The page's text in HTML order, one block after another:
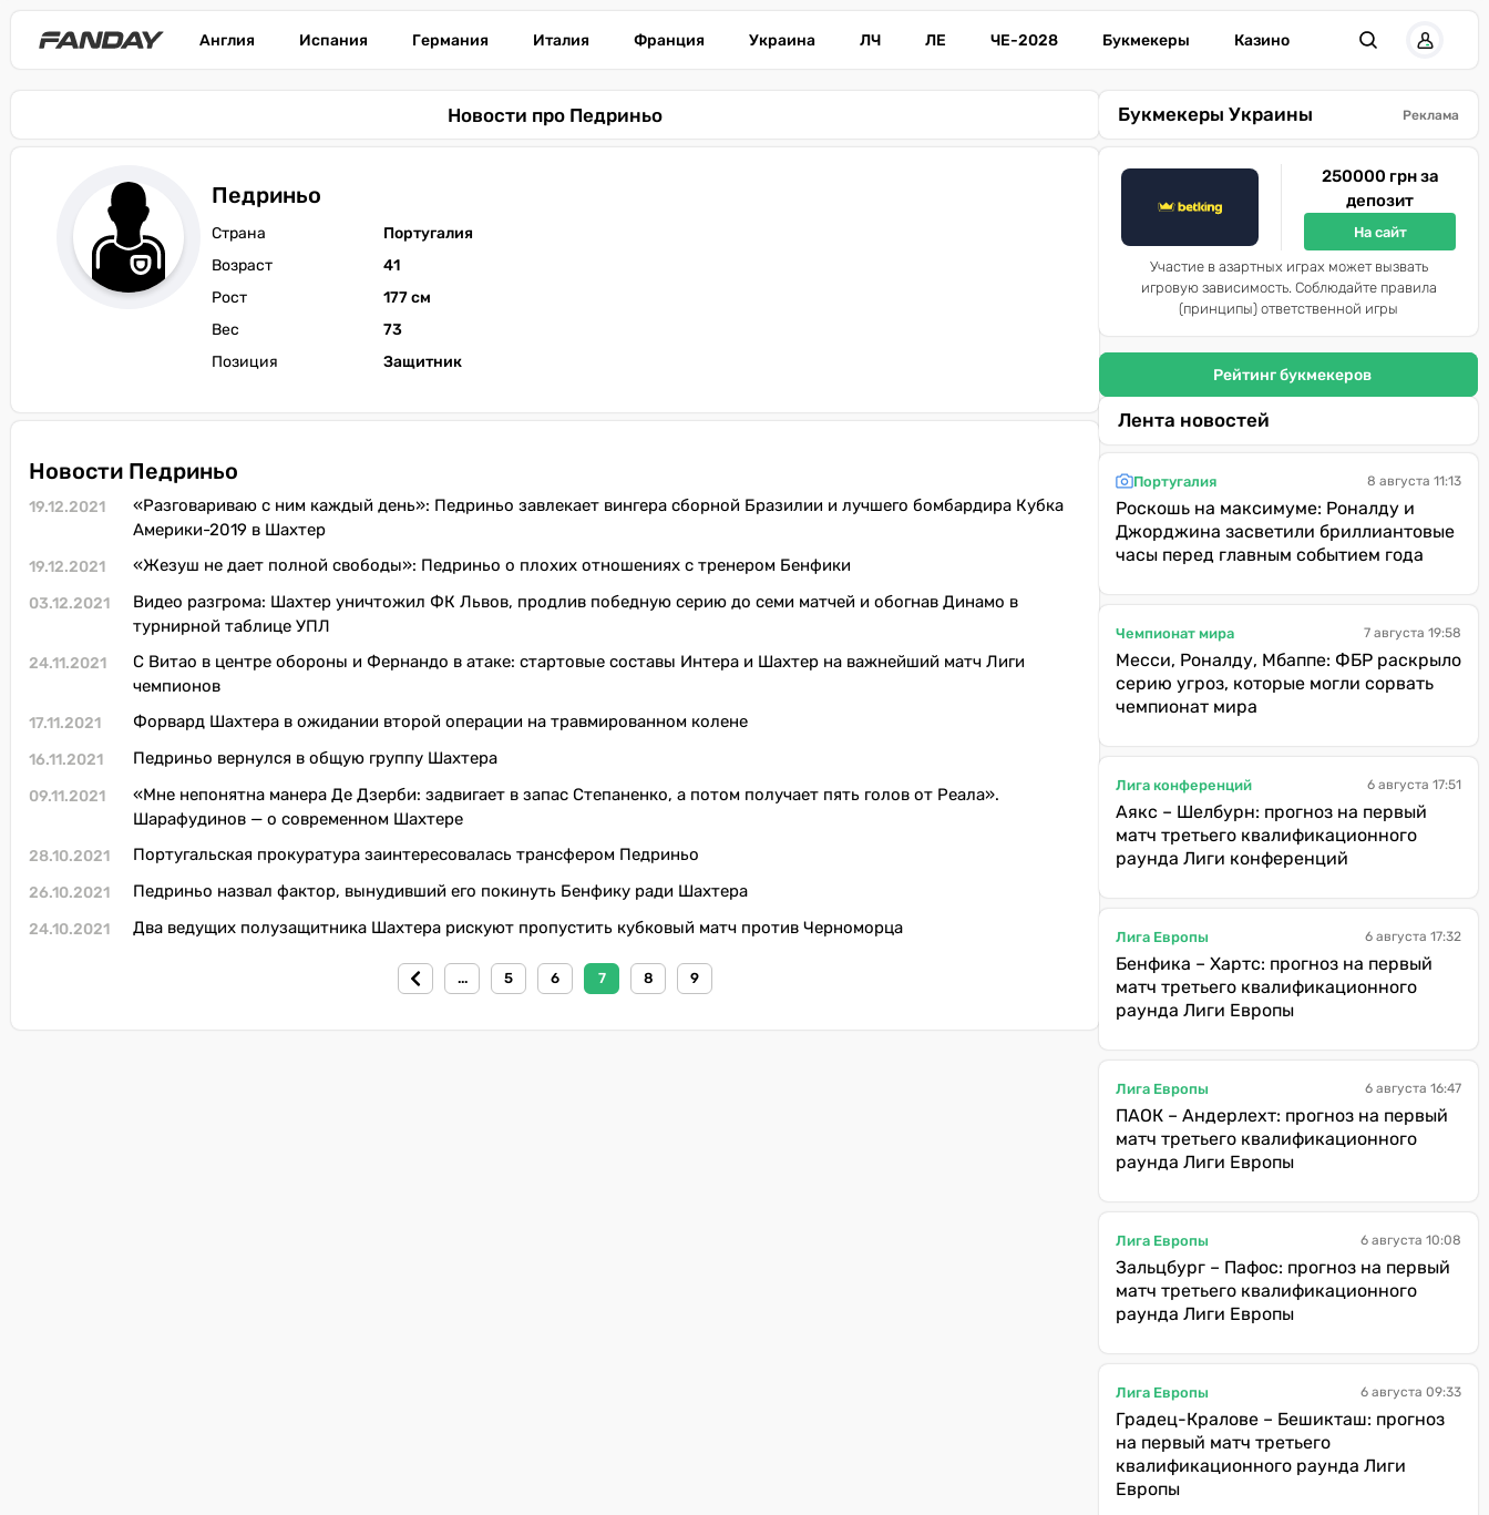
Англия Испания Германия Италия Франция Украина ЛЧ ЛЕ ЧЕ-2028 Букмекеры Казино
Новости про Педриньо
Педриньо
Страна
Португалия
Возраст
41
Рост
177 см
Вес
73
Позиция
Защитник
Новости Педриньо
19.12.2021
«Разговариваю с ним каждый день»: Педриньо завлекает вингера сборной Бразилии и лучшего бомбардира Кубка
Америки-2019 в Шахтер
19.12.2021 «Жезуш не дает полной свободы»: Педриньо о плохих отношениях с тренером Бенфики
03.12.2021
Видео разгрома: Шахтер уничтожил ФК Львов, продлив победную серию до семи матчей и обогнав Динамо в
турнирной таблице УПЛ
24.11.2021
С Витао в центре обороны и Фернандо в атаке: стартовые составы Интера и Шахтер на важнейший матч Лиги
чемпионов
17.11.2021 Форвард Шахтера в ожидании второй операции на травмированном колене
16.11.2021 Педриньо вернулся в общую группу Шахтера
09.11.2021
«Мне непонятна манера Де Дзерби: задвигает в запас Степаненко, а потом получает пять голов от Реала».
Шарафудинов — о современном Шахтере
28.10.2021 Португальская прокуратура заинтересовалась трансфером Педриньо
26.10.2021 Педриньо назвал фактор, вынудивший его покинуть Бенфику ради Шахтера
24.10.2021 Два ведущих полузащитника Шахтера рискуют пропустить кубковый матч против Черноморца
... 5 6 7 8 9
Букмекеры Украины Реклама
250000 грн за
депозит
На сайт
Участие в азартных играх может вызвать
игровую зависимость. Соблюдайте правила
(принципы) ответственной игры
Рейтинг букмекеров
Лента новостей
Португалия 8 августа 11:13
Роскошь на максимуме: Роналду и
Джорджина засветили бриллиантовые
часы перед главным событием года
Чемпионат мира 7 августа 19:58
Месси, Роналду, Мбаппе: ФБР раскрыло
серию угроз, которые могли сорвать
чемпионат мира
Лига конференций 6 августа 17:51
Аякс – Шелбурн: прогноз на первый
матч третьего квалификационного
раунда Лиги конференций
Лига Европы 6 августа 17:32
Бенфика – Хартс: прогноз на первый
матч третьего квалификационного
раунда Лиги Европы
Лига Европы 6 августа 16:47
ПАОК – Андерлехт: прогноз на первый
матч третьего квалификационного
раунда Лиги Европы
Лига Европы 6 августа 10:08
Зальцбург – Пафос: прогноз на первый
матч третьего квалификационного
раунда Лиги Европы
Лига Европы 6 августа 09:33
Градец-Кралове – Бешикташ: прогноз
на первый матч третьего
квалификационного раунда Лиги
Европы